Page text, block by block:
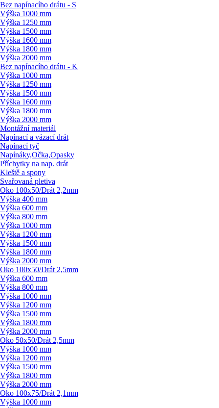
Bez napínacího drátu - S
Výška 1000 mm
Výška 1250 mm
Výška 1500 mm
Výška 1600 mm
Výška 1800 mm
Výška 2000 mm
Bez napínacího drátu - K
Výška 1000 mm
Výška 1250 mm
Výška 1500 mm
Výška 1600 mm
Výška 1800 mm
Výška 2000 mm
Montážní materiál
Napínací a vázací drát
Napínací tyč
Napínáky,Očka,Opasky
Příchytky na nap. drát
Kleště a spony
Svařovaná pletiva
Oko 100x50/Drát 2,2mm
Výška 400 mm
Výška 600 mm
Výška 800 mm
Výška 1000 mm
Výška 1200 mm
Výška 1500 mm
Výška 1800 mm
Výška 2000 mm
Oko 100x50/Drát 2,5mm
Výška 600 mm
Výška 800 mm
Výška 1000 mm
Výška 1200 mm
Výška 1500 mm
Výška 1800 mm
Výška 2000 mm
Oko 50x50/Drát 2,5mm
Výška 1000 mm
Výška 1200 mm
Výška 1500 mm
Výška 1800 mm
Výška 2000 mm
Oko 100x75/Drát 2,1mm
Výška 1000 mm